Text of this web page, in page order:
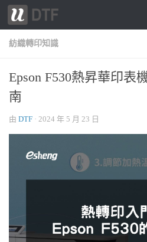
跳轉至內容
紡織轉印知識
Epson F530熱昇華印表
南
由 DTF · 2024 年 5 月 23 日